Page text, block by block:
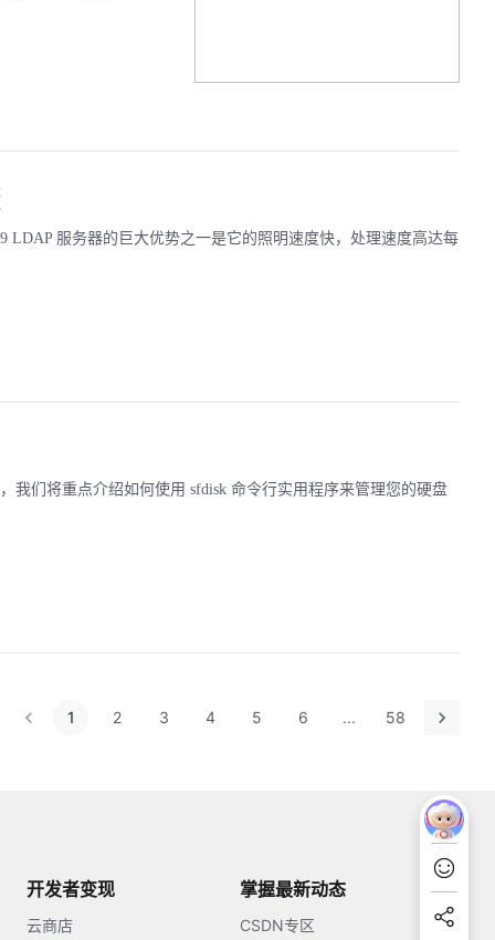
LDAP 服务器的巨大优势之一是它的照明速度快，处理速度高达每
我们将重点介绍如何使用 sfdisk 命令行实用程序来管理您的硬盘
1 2 3 4 5 6 ... 58
开发者变现
云商店
掌握最新动态
CSDN专区